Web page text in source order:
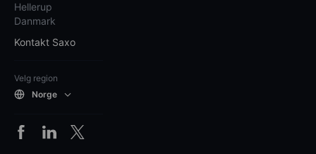
Hellerup
Danmark
Kontakt Saxo
Velg region
Norge